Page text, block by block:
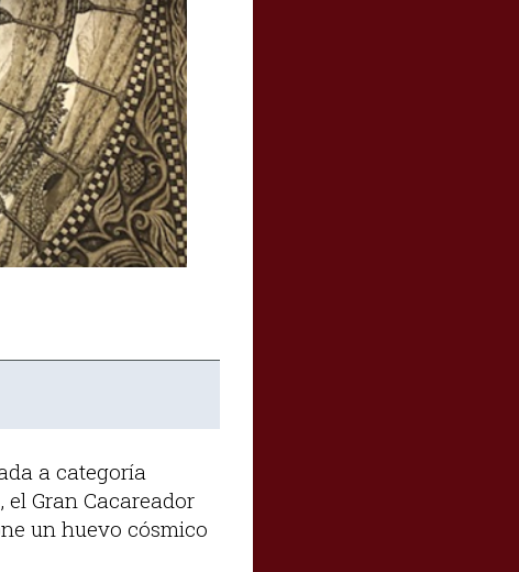
a categoría
Gran Cacareador
un huevo cósmico